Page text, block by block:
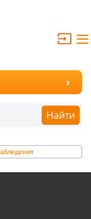
Найти